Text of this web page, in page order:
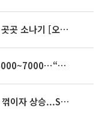
35도 안팎 무더위 이어져…전국 곳곳 소나기 [오늘 날씨]
[주간증시전망] 다음주 코스피 6000~7000⋯“外人 수급은 정책이 변수”
뉴욕증시, 연준 금리인상 기대감 꺾이자 상승...S&P500 사상 최고치 [종합]